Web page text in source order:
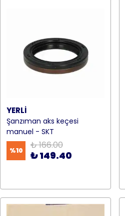
YERLİ
Şanzıman aks keçesi
manuel - SKT
%10 ₺ 166.00
₺ 149.40